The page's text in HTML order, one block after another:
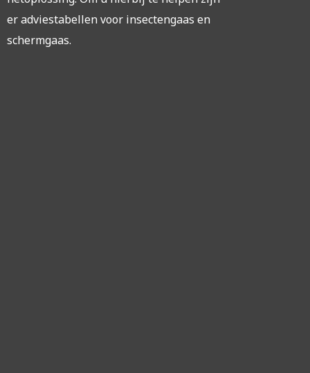
er adviestabellen voor insectengaas en
schermgaas.